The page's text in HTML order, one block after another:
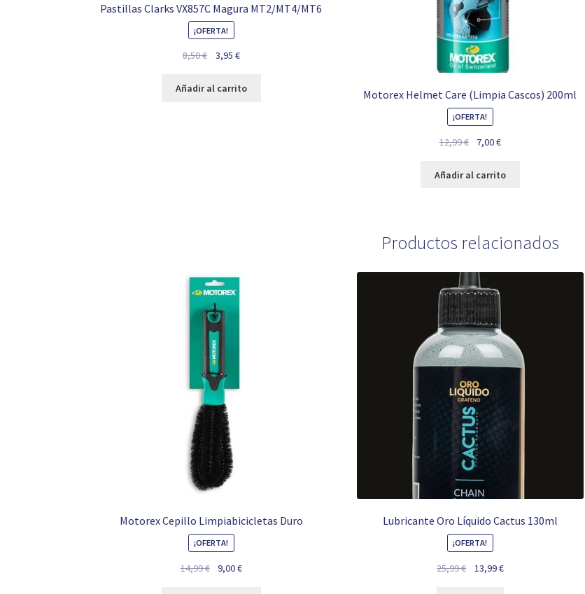
Pastillas Clarks VX857C Magura MT2/MT4/MT6
¡OFERTA!
8,50€
El
original
3,95 €El
actual
Añadir al carrito Motorex Helmet Care (Limpia Cascos) 200ml
¡OFERTA!
12,99€
original
7,00€El
actual
Añadir al carrito
Productos relacionados
Motorex Cepillo Limpiabicicletas Duro
¡OFERTA!
14,99€
El9,00€El
Lubricante Oro Líquido Cactus 130ml
¡OFERTA!
25,99€ 13,99€El